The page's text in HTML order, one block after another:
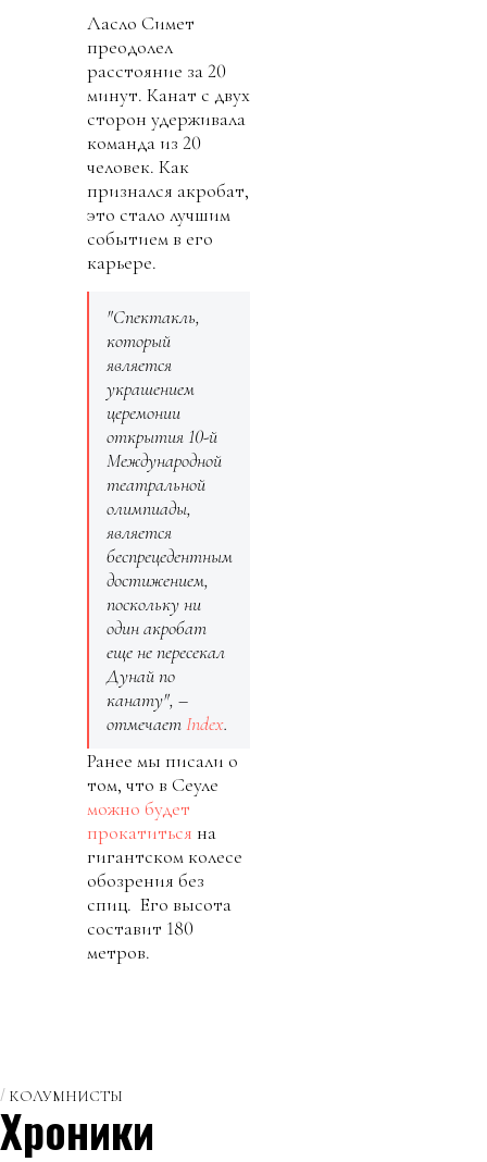
Ласло Симет
преодолел
расстояние за 20
минут. Канат с двух
сторон удерживала
команда из 20
человек. Как
признался акробат,
это стало лучшим
событием в его
карьере.
"Спектакль,
который
является
украшением
церемонии
открытия 10-й
Международной
театральной
олимпиады,
является
беспрецедентным
достижением,
поскольку ни
один акробат
еще не пересекал
Дунай по
канату", –
отмечаетIndex.
Ранее мы писали о
том, что в Сеуле
можно будет
прокатиться на
гигантском колесе
обозрения без
спиц. Его высота
составит 180
метров.
КОЛУМНИСТЫ
Хроники